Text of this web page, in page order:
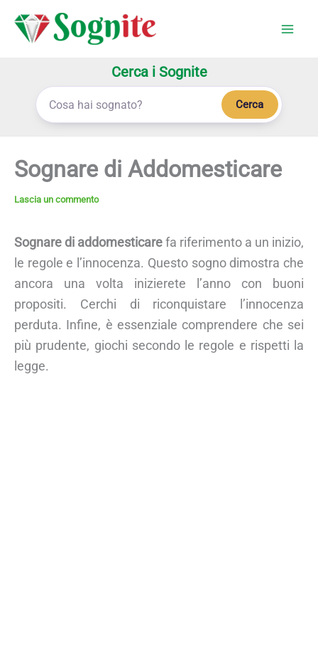
Cerca i Sognite
Cerca
Sognare di Addomesticare
Lascia un commento
Sognare di addomesticarefa riferimento a un inizio,
le regole e l’innocenza. Questo sogno dimostra che
ancora una volta inizierete l’anno con buoni
propositi. Cerchi di riconquistare l’innocenza
perduta. Infine, è essenziale comprendere che sei
più prudente, giochi secondo le regole e rispetti la
legge.